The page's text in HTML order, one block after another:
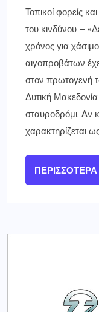
Τοπικοί φορείς
του κινδύνου –
χρόνος για
αιγοπροβάτων
στον πρωτογενή
Δυτική
σταυροδρόμι. Αν
χαρακτηρίζεται